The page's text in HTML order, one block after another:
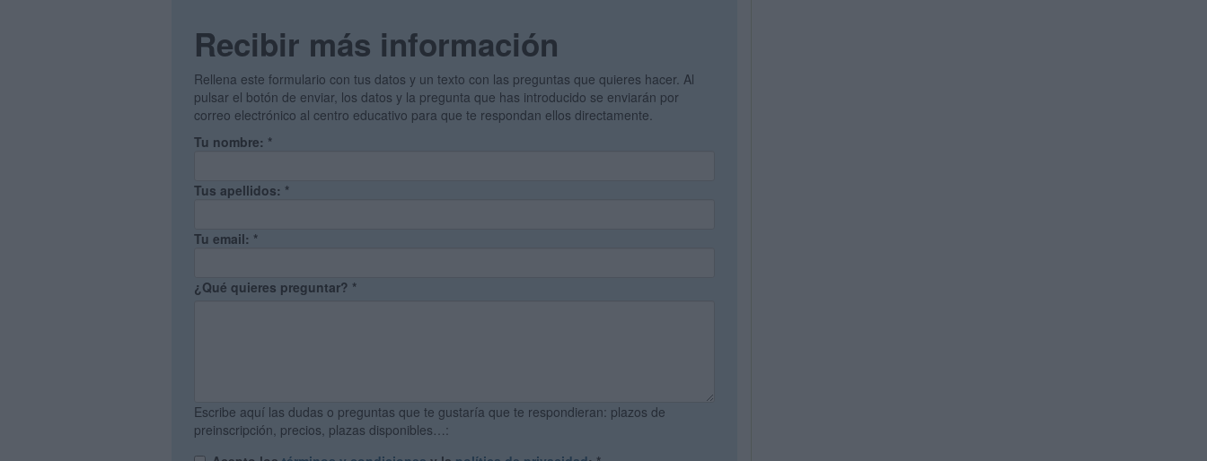
Recibir más información
Rellena este formulario con tus datos y un texto con las preguntas que quieres hacer. Al
pulsar el botón de enviar, los datos y la pregunta que has introducido se enviarán por
correo electrónico al centro educativo para que te respondan ellos directamente.
Tu nombre: *
Tus apellidos: *
Tu email: *
¿Qué quieres preguntar? *
Escribe aquí las dudas o preguntas que te gustaría que te respondieran: plazos de
preinscripción, precios, plazas disponibles…: